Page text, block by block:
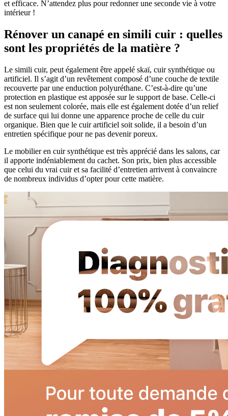
et efficace. N’attendez plus pour redonner une seconde vie à votre
intérieur !
Rénover un canapé en simili cuir : quelles
sont les propriétés de la matière ?
Le simili cuir, peut également être appelé skaï, cuir synthétique ou
artificiel. Il s’agit d’un revêtement composé d’une couche de textile
recouverte par une enduction polyuréthane. C’est-à-dire qu’une
protection en plastique est apposée sur le support de base. Celle-ci
est non seulement colorée, mais elle est également dotée d’un relief
de surface qui lui donne une apparence proche de celle du cuir
organique. Bien que le cuir artificiel soit solide, il a besoin d’un
entretien spécifique pour ne pas devenir poreux.
Le mobilier en cuir synthétique est très apprécié dans les salons, car
il apporte indéniablement du cachet. Son prix, bien plus accessible
que celui du vrai cuir et sa facilité d’entretien arrivent à convaincre
de nombreux individus d’opter pour cette matière.